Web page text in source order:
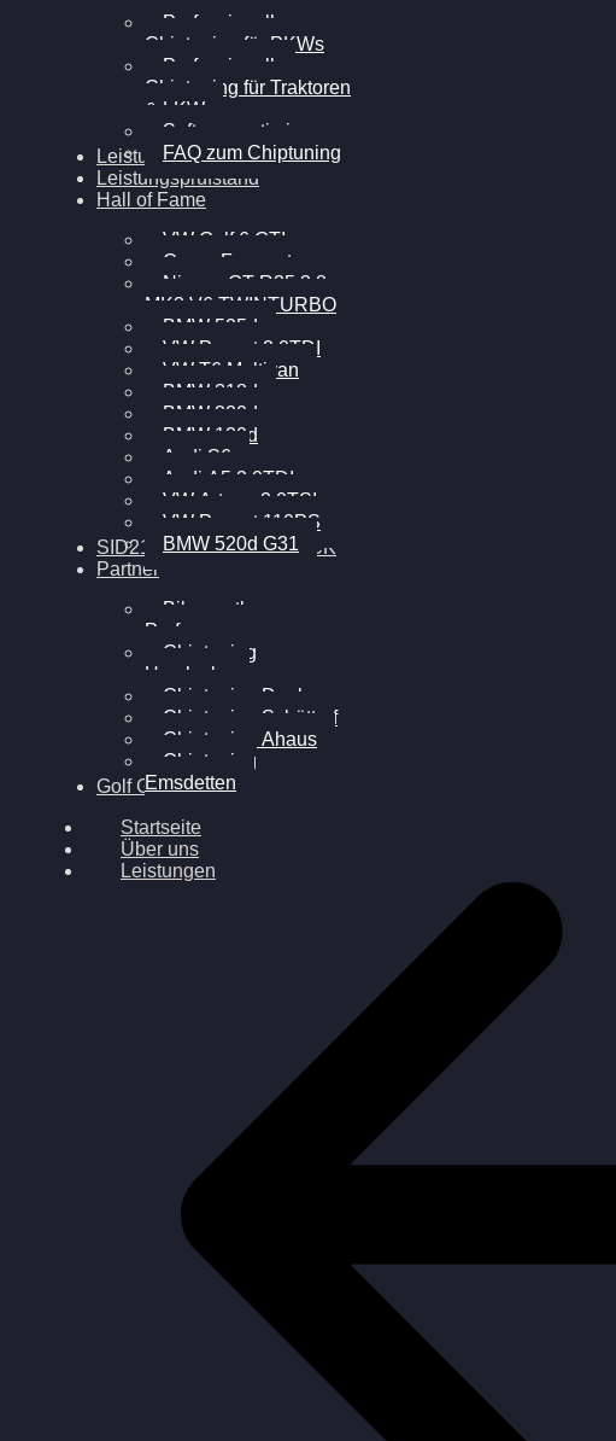
Professionelles
Chiptuning für PKWs
Professionelles
Chiptuning für Traktoren
& LKW
Softwareoptimierung
FAQ zum Chiptuning
Leistungsmessung
Leistungsprüfstand
Hall of Fame
VW Golf 6 GTI
Cupra Formentor
Nissan GT-R35 3.8
MK3 V6 TWINTURBO
BMW 525d
VW Passat 2.0TDI
VW T6 Multivan
BMW 318d
BMW 320d
BMW 120d
Audi S6
Audi A5 3.0TDI
VW Arteon 2.0TSI
VW Passat 110PS
BMW 520d G31
SID212 / 212EVO UNLOCK
Partner
Bilgenroth
Performance
Chiptuning
Herzlacke
Chiptuning Duelmen
Chiptuning Schüttorf
Chiptuning Ahaus
Chiptuning
Emsdetten
Golf Gewinnspiel
Startseite
Über uns
Leistungen